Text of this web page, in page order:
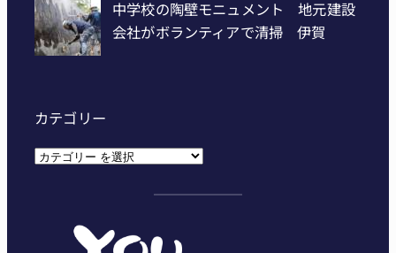
カテゴリー
カ